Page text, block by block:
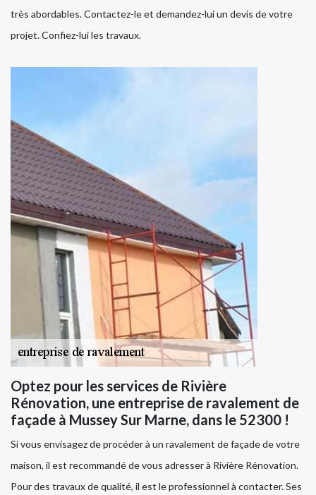
très abordables. Contactez-le et demandez-lui un devis de votre
projet. Confiez-lui les travaux.
Optez pour les services de Rivière
Rénovation, une entreprise de ravalement de
façade à Mussey Sur Marne, dans le 52300 !
Si vous envisagez de procéder à un ravalement de façade de votre
maison, il est recommandé de vous adresser à Rivière Rénovation.
Pour des travaux de qualité, il est le professionnel à contacter. Ses